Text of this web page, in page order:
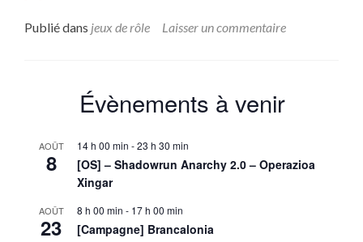
Publié dans jeux de rôle Laisser un commentaire
Évènements à venir
AOÛT
8
14 h 00 min -23 h 30 min
[OS] – Shadowrun Anarchy 2.0 – Operazioa
Xingar
AOÛT
23
8 h 00 min - 17 h 00 min
[Campagne] Brancalonia